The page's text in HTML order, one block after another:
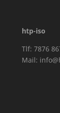
htp-iso
Tlf: 7876
Mail: